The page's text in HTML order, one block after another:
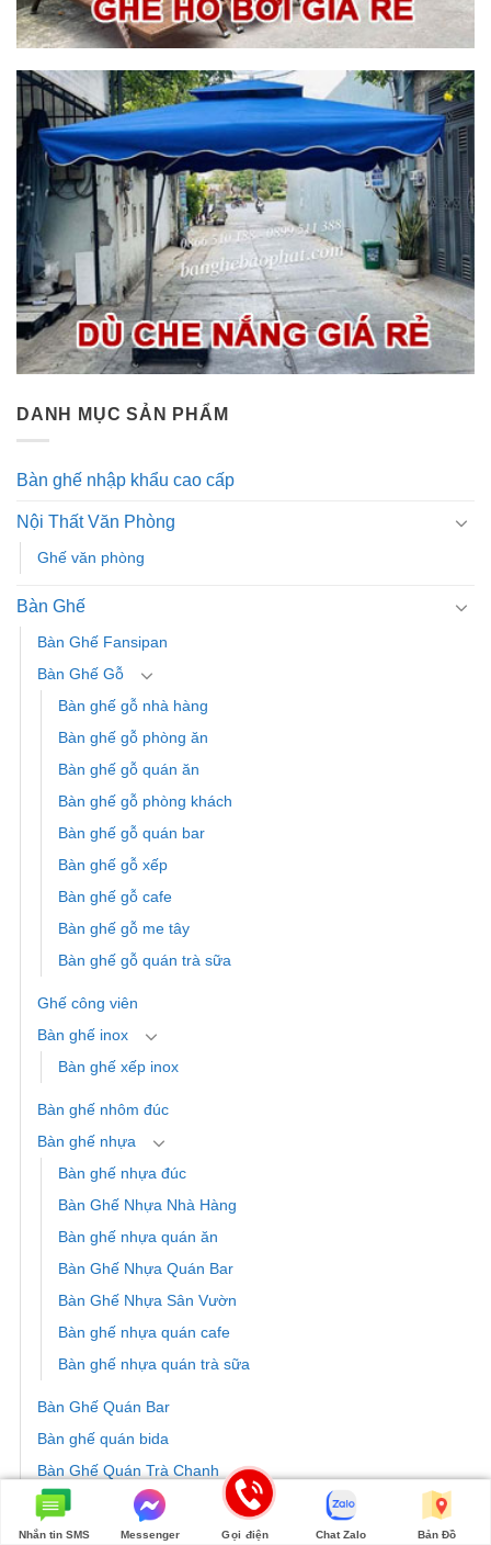
DANH MỤC SẢN PHẨM
Bàn ghế nhập khẩu cao cấp
Nội Thất Văn Phòng
Ghế văn phòng
Bàn Ghế
Bàn Ghế Fansipan
Bàn Ghế Gỗ
Bàn ghế gỗ nhà hàng
Bàn ghế gỗ phòng ăn
Bàn ghế gỗ quán ăn
Bàn ghế gỗ phòng khách
Bàn ghế gỗ quán bar
Bàn ghế gỗ xếp
Bàn ghế gỗ cafe
Bàn ghế gỗ me tây
Bàn ghế gỗ quán trà sữa
Ghế công viên
Bàn ghế inox
Bàn ghế xếp inox
Bàn ghế nhôm đúc
Bàn ghế nhựa
Bàn ghế nhựa đúc
Bàn Ghế Nhựa Nhà Hàng
Bàn ghế nhựa quán ăn
Bàn Ghế Nhựa Quán Bar
Bàn Ghế Nhựa Sân Vườn
Bàn ghế nhựa quán cafe
Bàn ghế nhựa quán trà sữa
Bàn Ghế Quán Bar
Bàn ghế quán bida
Bàn Ghế Quán Trà Chanh
Bàn Ghế Sắt
Bàn Ghế Sắt Khách Sạn
Bản Đồ
Chat Zalo
Gọi điện
Messenger
Nhắn tin SMS